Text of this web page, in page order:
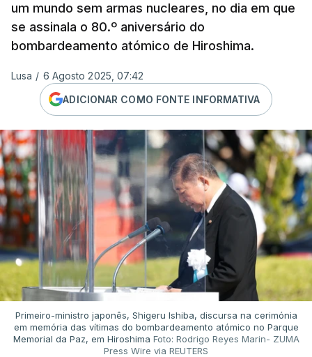
um mundo sem armas nucleares, no dia em que
se assinala o 80.º aniversário do
bombardeamento atómico de Hiroshima.
Lusa / 6 Agosto 2025, 07:42
ADICIONAR COMO FONTE INFORMATIVA
Primeiro-ministro japonês, Shigeru Ishiba, discursa na cerimónia
em memória das vítimas do bombardeamento atómico no Parque
Memorial da Paz, em Hiroshima Foto: Rodrigo Reyes Marin- ZUMA
Press Wire via REUTERS